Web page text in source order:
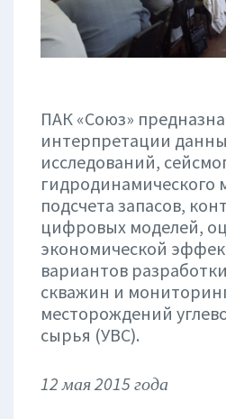
ПАК «Союз»
интерпретации
исследований,
гидродинамического
подсчета запасов,
цифровых моделей,
экономической
вариантов
скважин и
месторождений
сырья (УВС).
12 мая 2015 года